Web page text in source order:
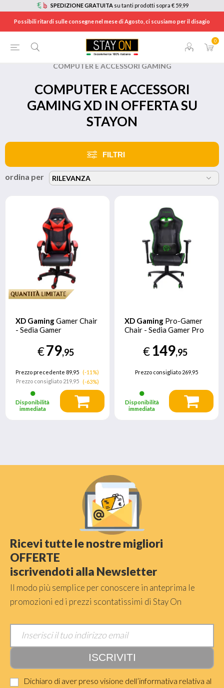
SPEDIZIONE GRATUITA su tanti prodotti sopra € 59,99
Possibili ritardi sulle consegne nel mese di Agosto, ci scusiamo per il disagio
0
BRANDS / XD GAMING
COMPUTER E ACCESSORI GAMING
COMPUTER E ACCESSORI
GAMING XD IN OFFERTA SU
STAYON
FILTRI
ordina per
XD GamingGamer Chair
- Sedia Gamer
€79,95
Prezzo precedente 89,95
(-11%)
Prezzo consigliato219,95 (-63%)
Disponibilità
immediata
XD Gaming Pro-Gamer
Chair - Sedia Gamer Pro
€149,95
Prezzo consigliato 269,95
Disponibilità
immediata
Ricevi tutte le nostre migliori
OFFERTE
iscrivendoti alla Newsletter
Il modo più semplice per conoscere in anteprima le
promozioni ed i prezzi scontatissimi di Stay On
Dichiaro di aver preso visione dell’informativa relativa al